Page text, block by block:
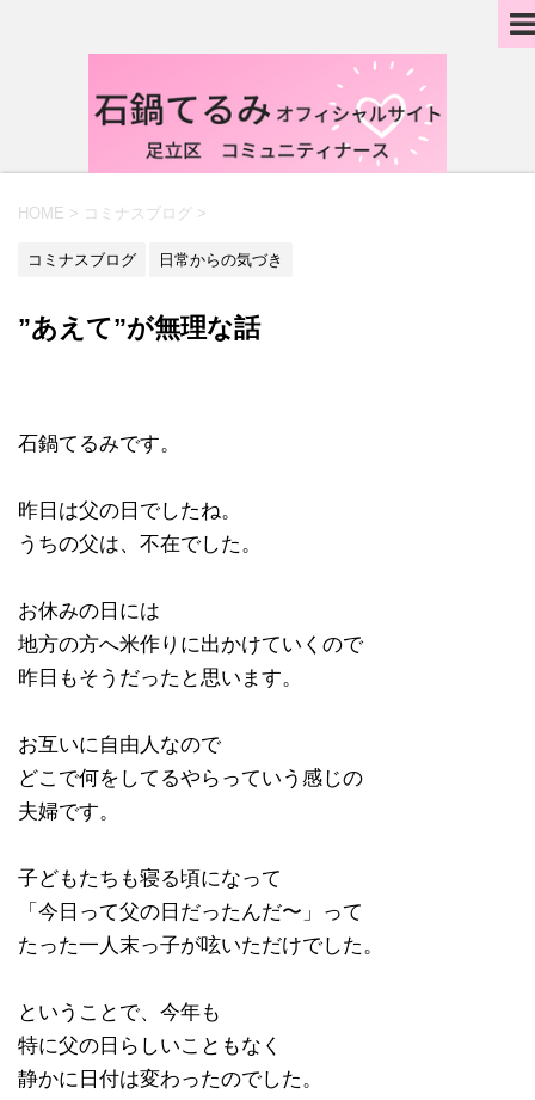
HOME > コミナスブログ >
コミナスブログ 日常からの気づき
”あえて”が無理な話
石鍋てるみです。
昨日は父の日でしたね。
うちの父は、不在でした。
お休みの日には
地方の方へ米作りに出かけていくので
昨日もそうだったと思います。
お互いに自由人なので
どこで何をしてるやらっていう感じの
夫婦です。
子どもたちも寝る頃になって
「今日って父の日だったんだ〜」って
たった一人末っ子が呟いただけでした。
ということで、今年も
特に父の日らしいこともなく
静かに日付は変わったのでした。